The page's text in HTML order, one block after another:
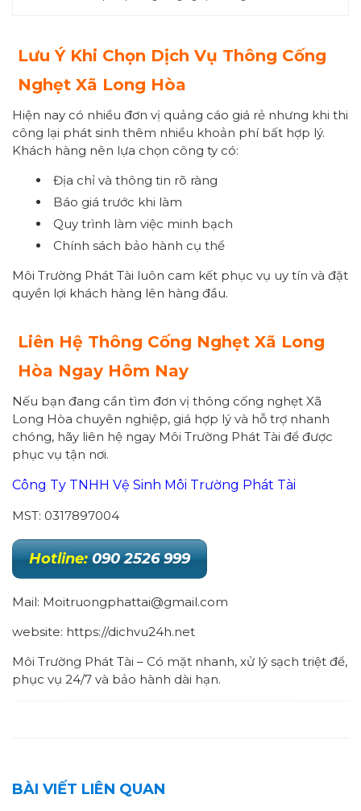
Lưu Ý Khi Chọn Dịch Vụ Thông Cống
Nghẹt Xã Long Hòa
Hiện nay có nhiều đơn vị quảng cáo giá rẻ nhưng khi thi
công lại phát sinh thêm nhiều khoản phí bất hợp lý.
Khách hàng nên lựa chọn công ty có:
Địa chỉ và thông tin rõ ràng
Báo giá trước khi làm
Quy trình làm việc minh bạch
Chính sách bảo hành cụ thể
Môi Trường Phát Tài luôn cam kết phục vụ uy tín và đặt
quyền lợi khách hàng lên hàng đầu.
Liên Hệ Thông Cống Nghẹt Xã Long
Hòa Ngay Hôm Nay
Nếu bạn đang cần tìm đơn vị thông cống nghẹt Xã
Long Hòa chuyên nghiệp, giá hợp lý và hỗ trợ nhanh
chóng, hãy liên hệ ngay Môi Trường Phát Tài để được
phục vụ tận nơi.
Công Ty TNHH Vệ Sinh Môi Trường Phát Tài
MST: 0317897004
Hotline: 090 2526 999
Mail: Moitruongphattai@gmail.com
website: https://dichvu24h.net
Môi Trường Phát Tài – Có mặt nhanh, xử lý sạch triệt để,
phục vụ 24/7 và bảo hành dài hạn.
BÀI VIẾT LIÊN QUAN